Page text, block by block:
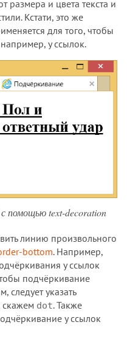
размера и цвета текста и
Кстати, это же
для того, чтобы
у ссылок.
помощью text-decoration
линию произвольного
bottom. Например,
у ссылок
подчёркивание
следует указать
скажем dot. Также
у ссылок